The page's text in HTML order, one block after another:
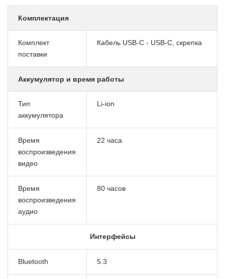
Комплектация
Комплект
поставки
Кабель USB-C - USB-C, скрепка
Аккумулятор и время работы
Тип
аккумулятора
Li-ion
Время
воспроизведения
видео
22 часа
Время
воспроизведения
аудио
80 часов
Интерфейсы
Bluetooth 5.3